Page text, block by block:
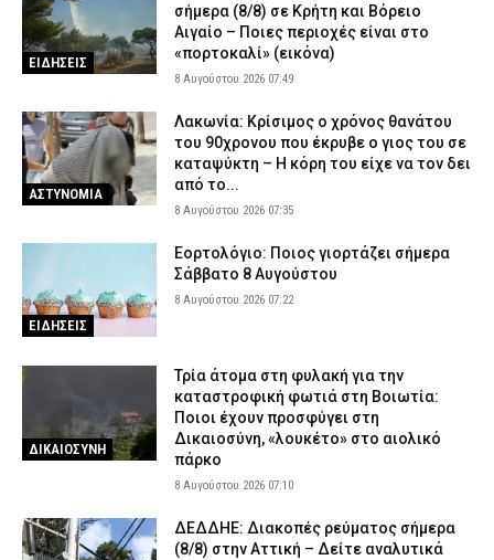
ΕΙΔΗΣΕΙΣ
σήμερα (8/8) σε Κρήτη και Βόρειο
Αιγαίο – Ποιες περιοχές είναι στο
«πορτοκαλί» (εικόνα)
8 Αυγούστου 2026 07:49
ΑΣΤΥΝΟΜΙΑ
Λακωνία: Κρίσιμος ο χρόνος θανάτου
του 90χρονου που έκρυβε ο γιος του σε
καταψύκτη – Η κόρη του είχε να τον δει
από το...
8 Αυγούστου 2026 07:35
ΕΙΔΗΣΕΙΣ
Εορτολόγιο: Ποιος γιορτάζει σήμερα
Σάββατο 8 Αυγούστου
8 Αυγούστου 2026 07:22
ΔΙΚΑΙΟΣΥΝΗ
Τρία άτομα στη φυλακή για την
καταστροφική φωτιά στη Βοιωτία:
Ποιοι έχουν προσφύγει στη
Δικαιοσύνη, «λουκέτο» στο αιολικό
πάρκο
8 Αυγούστου 2026 07:10
ΔΕΔΔΗΕ: Διακοπές ρεύματος σήμερα
(8/8) στην Αττική – Δείτε αναλυτικά